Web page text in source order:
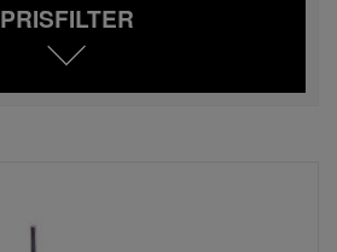
PRISFILTER